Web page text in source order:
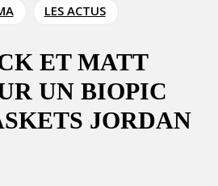
LES ACTUS
ET MATT
UN BIOPIC
JORDAN